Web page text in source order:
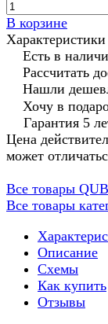
В корзине
Характеристики
Есть в
Рассчитать
Нашли
Хочу в
Гарантия 5
Цена
может
Все товары
Все товары
Описание
Схемы
Как купить
Отзывы